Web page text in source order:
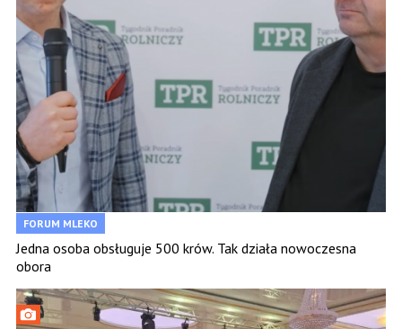
FORUM MLEKO
Jedna osoba obsługuje 500 krów. Tak działa nowoczesna
obora